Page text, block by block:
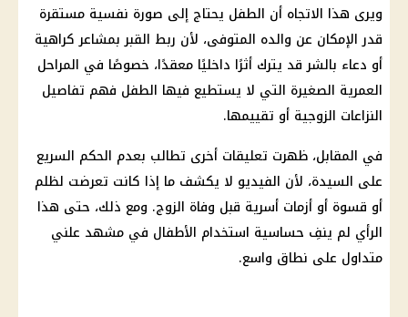
ويرى هذا الاتجاه أن الطفل يحتاج إلى صورة نفسية مستقرة
قدر الإمكان عن والده المتوفى، لأن ربط القبر بمشاعر كراهية
أو دعاء بالشر قد يترك أثرًا داخليًا معقدًا، خصوصًا في المراحل
العمرية الصغيرة التي لا يستطيع فيها الطفل فهم تفاصيل
النزاعات الزوجية أو تقييمها.
في المقابل، ظهرت تعليقات أخرى تطالب بعدم الحكم السريع
على السيدة، لأن الفيديو لا يكشف ما إذا كانت تعرضت لظلم
أو قسوة أو أزمات أسرية قبل وفاة الزوج. ومع ذلك، حتى هذا
الرأي لم ينفِ حساسية استخدام الأطفال في مشهد علني
متداول على نطاق واسع.